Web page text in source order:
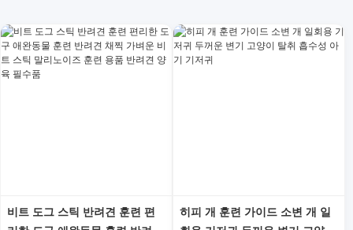
훈련 보조용품, 트레이닝 악세서리, 피트니스 보조도구,
운동 보조용품, 스포츠 용품, 홈트레이닝, wholesale 훈
련 보조용품, XOOBAY
비트 도그 스틱 반려견 훈련 편
히피 개 훈련 가이드 소변 개 일